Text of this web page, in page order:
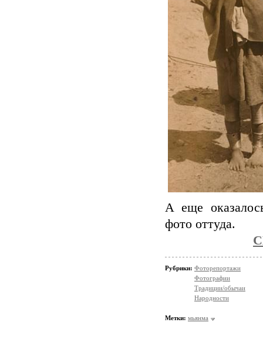
А еще
фото оттуда.
Рубрики: Фоторепортажи
Фотографии
Традиции/обычаи
Народности
Метки: мьянма